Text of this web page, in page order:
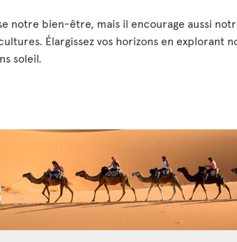
notre bien-être, mais il encourage aussi
Élargissez vos horizons en explorant
soleil.